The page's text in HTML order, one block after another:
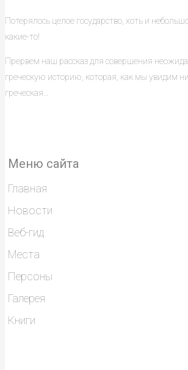
Потерялось целое государство, хоть и
какие-то!
Прервем наш рассказ для совершения
греческую историю, которая, как мы увидим
греческая…
Меню сайта
Главная
Новости
Веб-гид
Места
Персоны
Галерея
Книги